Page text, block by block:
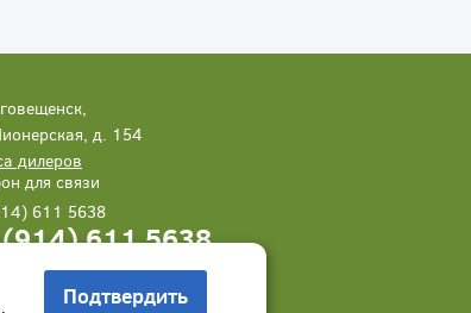
д. 154
дилеров
для связи
611 5638
611 5638
нам Заказать звонок
Подтвердить